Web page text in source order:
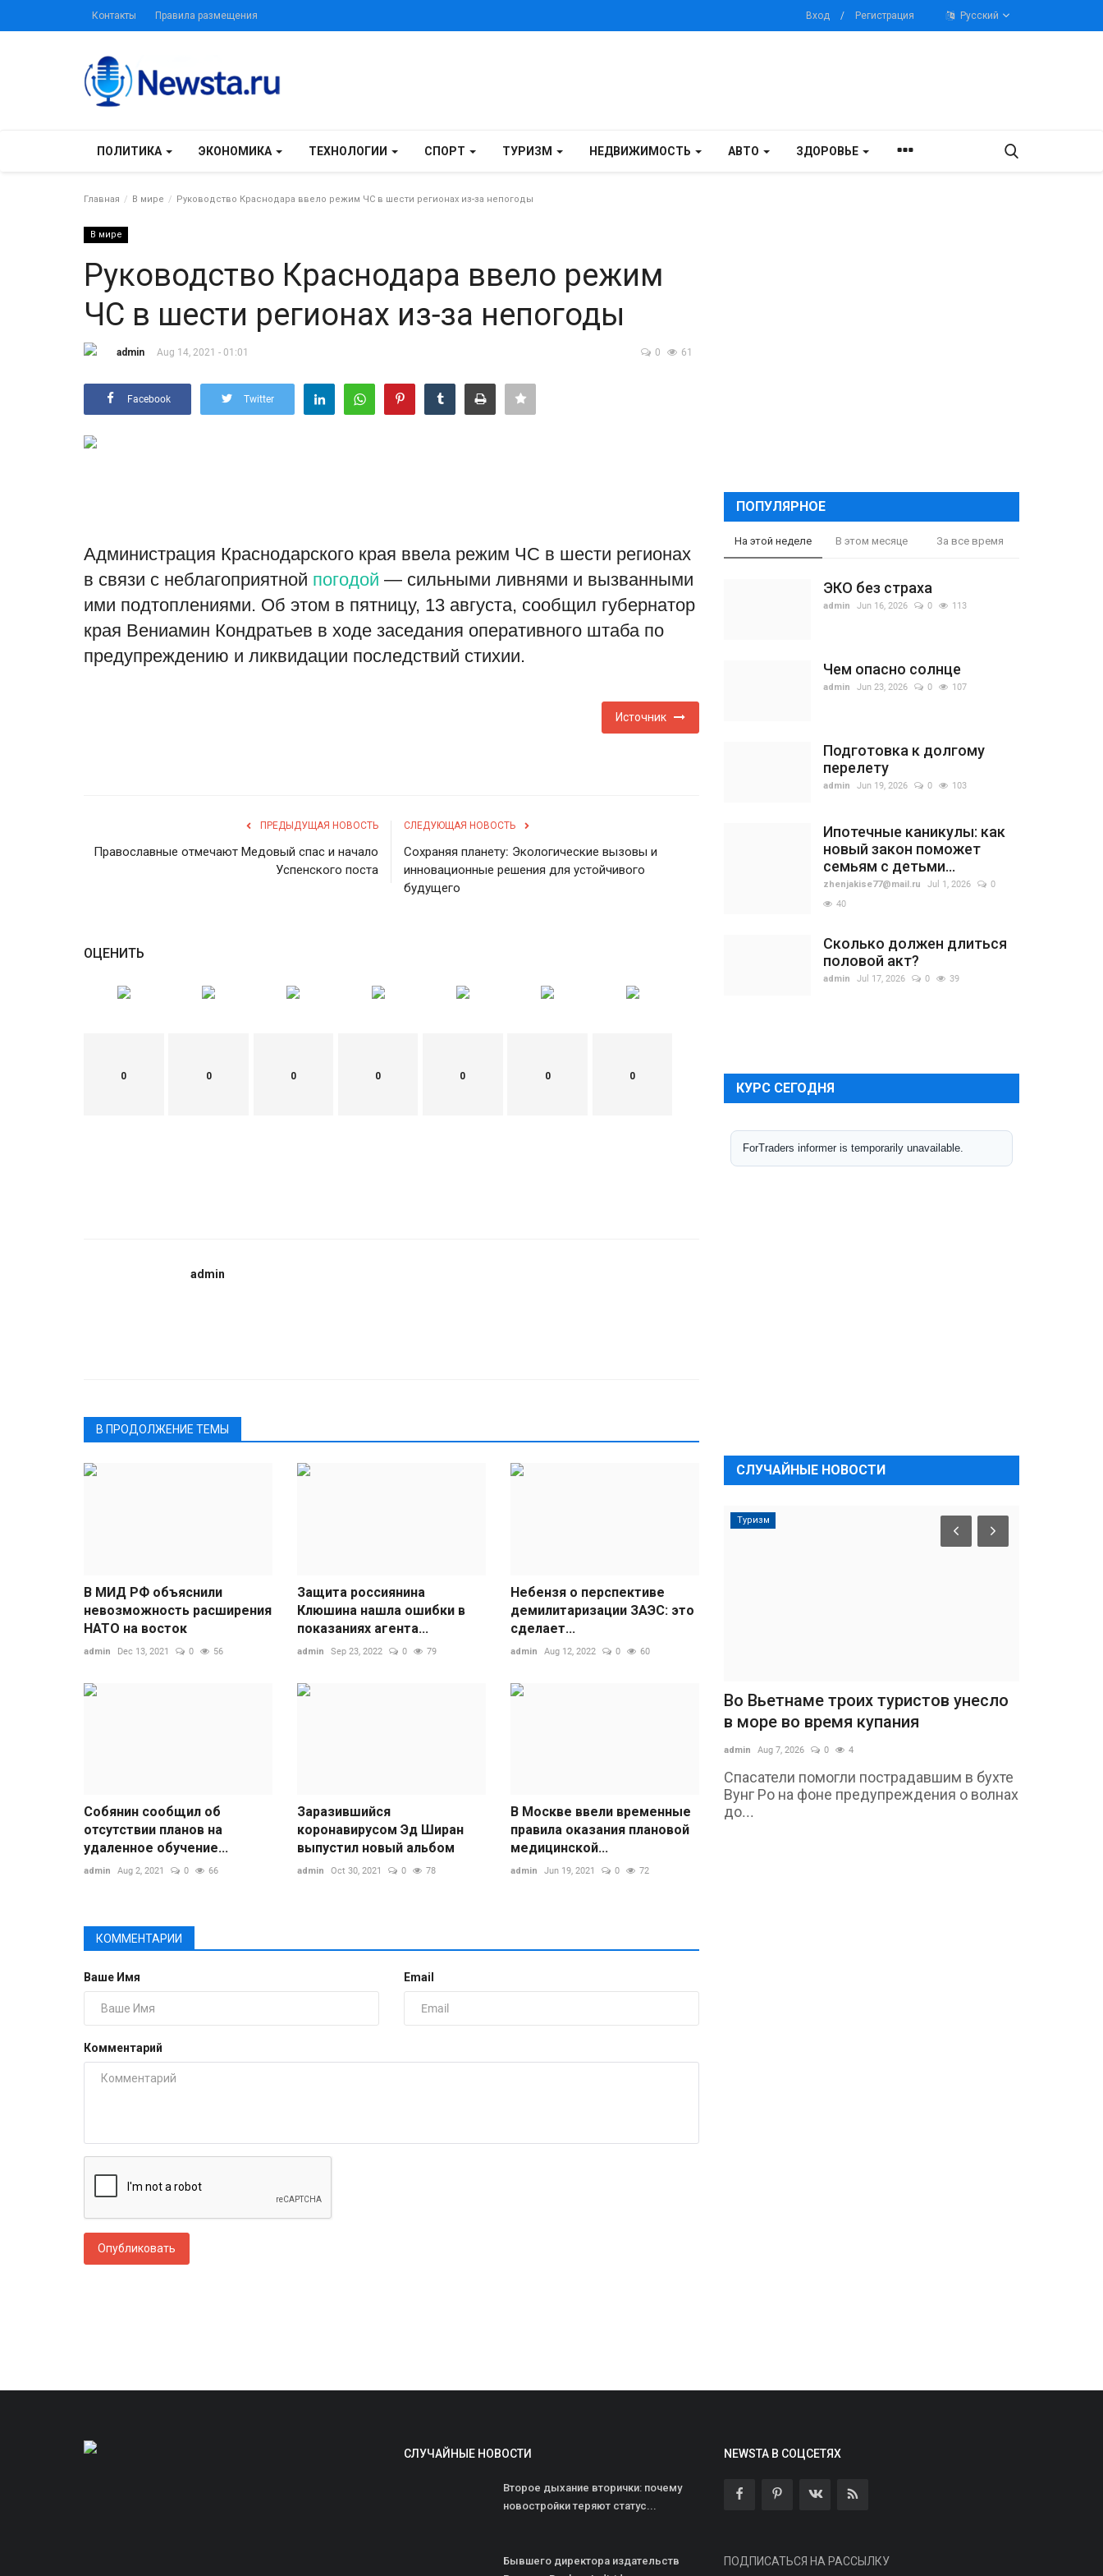
Контакты Правила размещения Вход / Регистрация Русский
ПОЛИТИКА ЭКОНОМИКА ТЕХНОЛОГИИ СПОРТ ТУРИЗМ НЕДВИЖИМОСТЬ АВТО ЗДОРОВЬЕ
Главная В мире Руководство Краснодара ввело режим ЧС в шести регионах из-за непогоды
В мире
Руководство Краснодара ввело режим
ЧС в шести регионах из-за непогоды
admin Aug 14, 2021 - 01:01 0 61
Facebook Twitter
Администрация Краснодарского края ввела режим ЧС в шести регионах
в связи с неблагоприятной погодой — сильными ливнями и вызванными
ими подтоплениями. Об этом в пятницу, 13 августа, сообщил губернатор
края Вениамин Кондратьев в ходе заседания оперативного штаба по
предупреждению и ликвидации последствий стихии.
Источник
ПРЕДЫДУЩАЯ НОВОСТЬ
Православные отмечают Медовый спас и начало
Успенского поста
СЛЕДУЮЩАЯ НОВОСТЬ
Сохраняя планету: Экологические вызовы и
инновационные решения для устойчивого
будущего
ОЦЕНИТЬ
0 0 0 0 0 0 0
admin
В ПРОДОЛЖЕНИЕ ТЕМЫ
В МИД РФ объяснили
невозможность расширения
НАТО на восток
admin Dec 13, 2021 0 56
Защита россиянина
Клюшина нашла ошибки в
показаниях агента...
admin Sep 23, 2022 0 79
Небензя о перспективе
демилитаризации ЗАЭС: это
сделает...
admin Aug 12, 2022 0 60
Собянин сообщил об
отсутствии планов на
удаленное обучение...
admin Aug 2, 2021 0 66
Заразившийся
коронавирусом Эд Ширан
выпустил новый альбом
admin Oct 30, 2021 0 78
В Москве ввели временные
правила оказания плановой
медицинской...
admin Jun 19, 2021 0 72
КОММЕНТАРИИ
Ваше Имя Email
Комментарий
Опубликовать
ПОПУЛЯРНОЕ
На этой неделе В этом месяце За все время
ЭКО без страха
admin Jun 16, 2026 0 113
Чем опасно солнце
admin Jun 23, 2026 0 107
Подготовка к долгому
перелету
admin Jun 19, 2026 0 103
Ипотечные каникулы: как
новый закон поможет
семьям с детьми...
zhenjakise77@mail.ru Jul 1, 2026
0
40
Сколько должен длиться
половой акт?
admin Jul 17, 2026 0 39
КУРС СЕГОДНЯ
СЛУЧАЙНЫЕ НОВОСТИ
Туризм
Во Вьетнаме троих туристов унесло
в море во время купания
admin Aug 7, 2026 0 4
Спасатели помогли пострадавшим в бухте
Вунг Ро на фоне предупреждения о волнах
до...
Игорь Писарский, «Р.И.М. —
Aug 6, 2026
Беседа о вехах становления и развития
СЛУЧАЙНЫЕ НОВОСТИ
Второе дыхание вторички: почему
новостройки теряют статус...
Бывшего директора издательств
NEWSTA В СОЦСЕТЯХ
ПОДПИСАТЬСЯ НА РАССЫЛКУ